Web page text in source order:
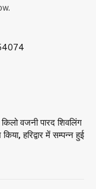
वजनी पारद शिवलिंग
हरिद्वार में सम्पन्न हुई